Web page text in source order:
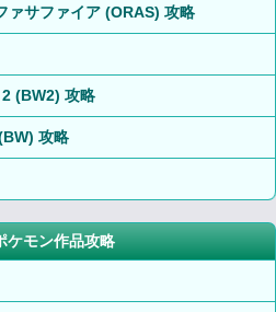
ァサファイア (ORAS) 攻略
(BW2) 攻略
攻略
ケモン作品攻略